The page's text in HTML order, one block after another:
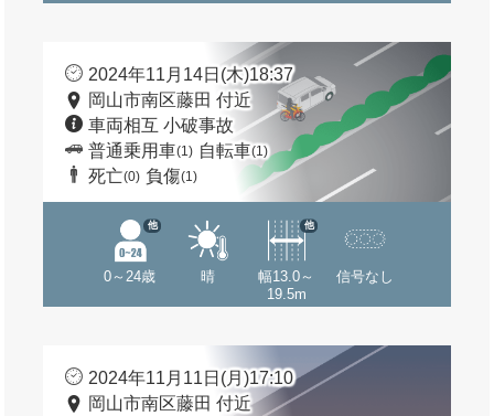
2024年11月14日(木)18:37
岡山市南区藤田 付近
車両相互 小破事故
普通乗用車(1) 自転車(1)
死亡(0) 負傷(1)
0～24歳
他
晴
幅13.0～
19.5m
他
信号なし
2024年11月11日(月)17:10
岡山市南区藤田 付近